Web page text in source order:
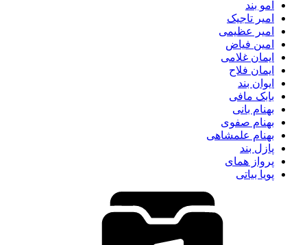
امو بند
امیر تاجیک
امیر عظیمی
امین فیاض
ایمان غلامی
ایمان فلاح
ایوان بند
بابک مافی
بهنام بانی
بهنام صفوی
بهنام علمشاهی
پازل بند
پرواز همای
پویا بیاتی